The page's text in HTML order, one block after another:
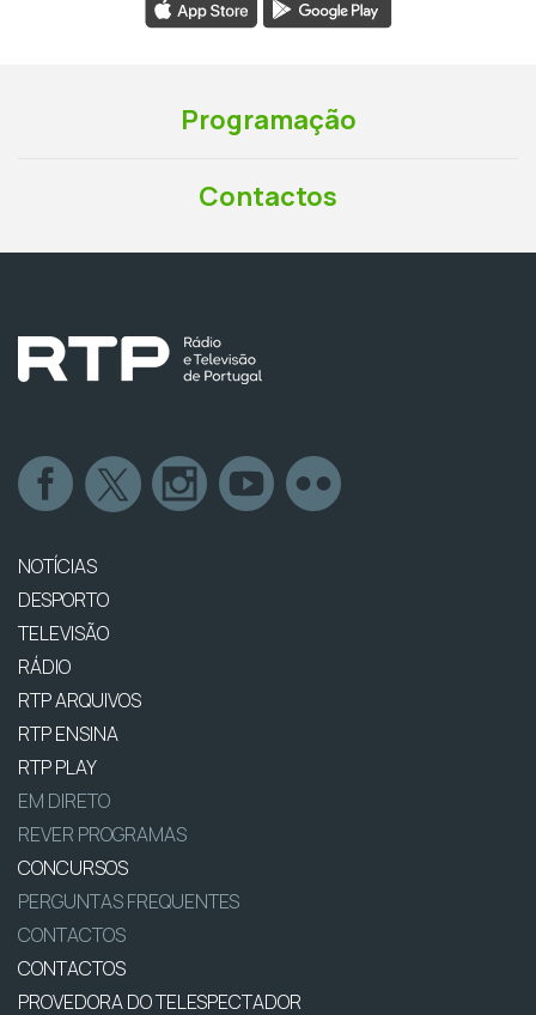
Programação
Contactos
NOTÍCIAS
DESPORTO
TELEVISÃO
RÁDIO
RTP ARQUIVOS
RTP ENSINA
RTP PLAY
EM DIRETO
REVER PROGRAMAS
CONCURSOS
PERGUNTAS FREQUENTES
CONTACTOS
CONTACTOS
PROVEDORA DO TELESPECTADOR